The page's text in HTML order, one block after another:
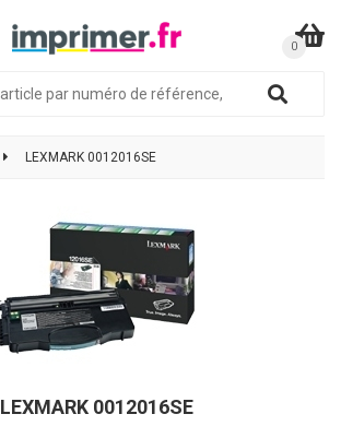
LEXMARK 0012016SE
LEXMARK 0012016SE